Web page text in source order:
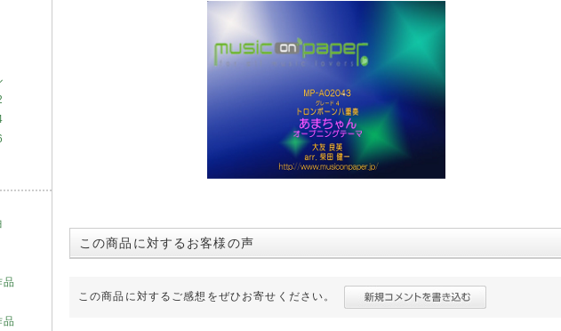
品
品
この商品に対するお客様の声
この商品に対するご感想をぜひお寄せください。